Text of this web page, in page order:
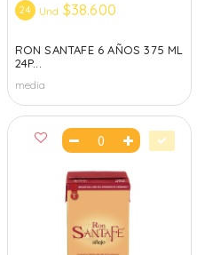
24 Und $38.600
RON SANTAFE 6 AÑOS 375 ML
24P...
media